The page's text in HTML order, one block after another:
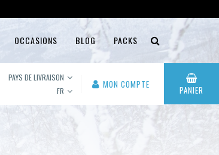
OCCASIONS BLOG PACKS
PAYS DE LIVRAISON
FR
MON COMPTE PANIER